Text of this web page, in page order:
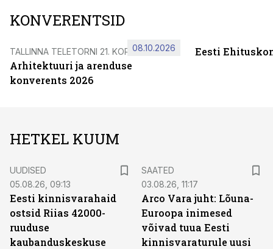
KONVERENTSID
TALLINNA TELETORNI 21. KORRUSEL
Arhitektuuri ja arenduse
konverents 2026
08.10.2026 Eesti
HETKEL KUUM
UUDISED
05.08.26, 09:13
Eesti kinnisvarahaid
ostsid Riias 42000-
ruuduse
kaubanduskeskuse
SAATED
03.08.26, 11:17
Arco Vara juht: Lõuna-
Euroopa inimesed
võivad tuua Eesti
kinnisvaraturule uusi